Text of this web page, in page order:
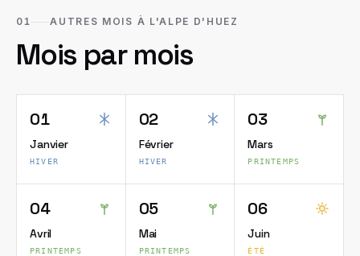
01 AUTRES MOIS À L'ALPE D'HUEZ
Mois par mois
01
Janvier
HIVER
02
Février
HIVER
03
Mars
PRINTEMPS
04
Avril
PRINTEMPS
05
Mai
PRINTEMPS
06
Juin
ÉTÉ